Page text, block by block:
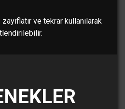
zayıflatır ve tekrar kullanılarak